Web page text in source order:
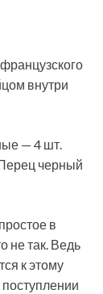
внутри
— 4 шт.
черный
в
не так. Ведь
к этому